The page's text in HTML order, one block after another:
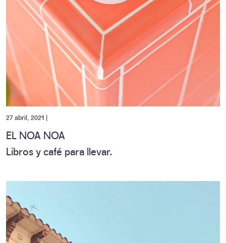
27 abril, 2021 |
EL NOA NOA
Libros y café para llevar.